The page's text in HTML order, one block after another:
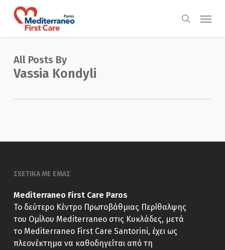
search
Menu
All Posts By
Vassia Kondyli
ΣΧΕΤΙΚΑ ΜΕ ΕΜΑΣ
Mediterraneo First Care Paros
Το δεύτερο Κέντρο Πρωτοβάθμιας Περίθαλψης
του Ομίλου Mediterraneo στις Κυκλάδες, μετά
το Mediterraneo First Care Santorini, έχει ως
πλεονέκτημα να καθοδηγείται από τη